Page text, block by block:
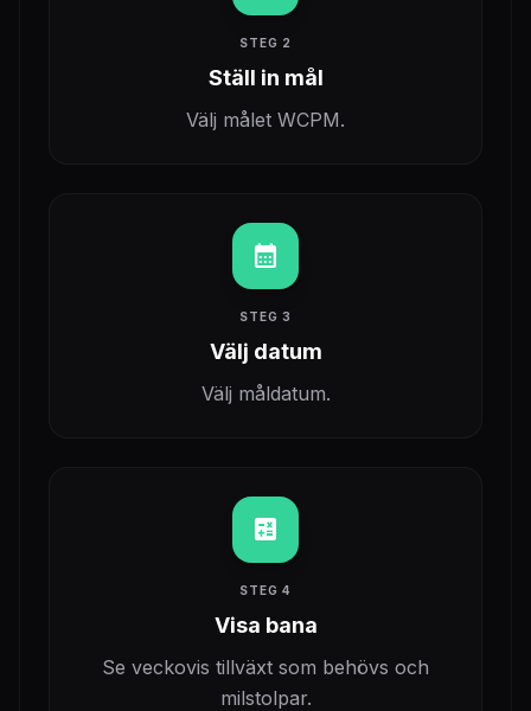
STEG 2
Ställ in mål
Välj målet WCPM.
calendar_month
STEG 3
Välj datum
Välj måldatum.
calculate
STEG 4
Visa bana
Se veckovis tillväxt som behövs och
milstolpar.